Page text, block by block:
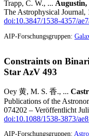
Trapp, C. W., ... Augustin,
The Astrophysical
doi:10.3847/1538-4357/
AIP-Forschungsgruppen:
Constraints on
Star AzV 493
Oey 黄, M. S. 香., ...
Publications of the
074202 – Veröffentlicht
doi:10.1088/1538-3873/
AIP-Forschungsgruppen: